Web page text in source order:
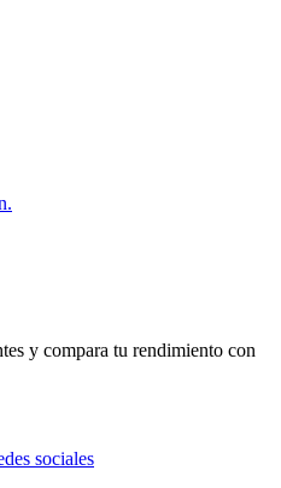
y compara tu rendimiento con
sociales